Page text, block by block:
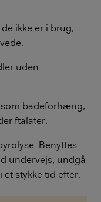
ikke er i brug,
uden
badeforhæng,
ftalater.
Benyttes
undervejs, undgå
stykke tid efter.